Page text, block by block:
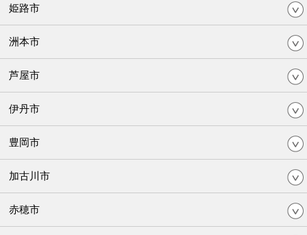
姫路市
洲本市
芦屋市
伊丹市
豊岡市
加古川市
赤穂市